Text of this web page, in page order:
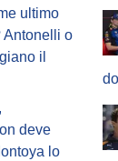
ultimo
Antonelli o
il
deve
lo